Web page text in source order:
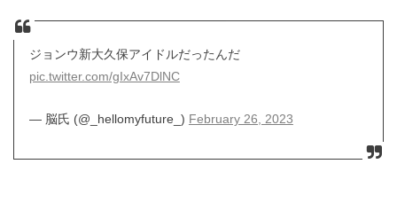
ジョンウ新大久保アイドルだったんだ
pic.twitter.com/gIxAv7DlNC
— 脳氏 (@_hellomyfuture_) February 26, 2023